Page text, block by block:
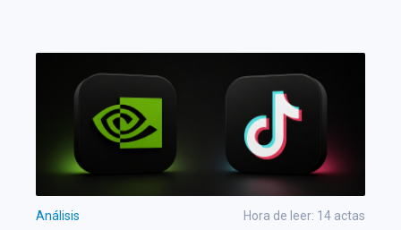
Análisis Hora de leer: 14 actas